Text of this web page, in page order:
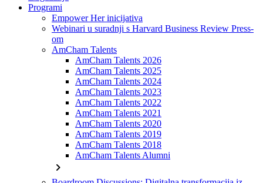
Programi
Empower Her inicijativa
Webinari u suradnji s Harvard Business Review Press-
om
AmCham Talents
AmCham Talents 2026
AmCham Talents 2025
AmCham Talents 2024
AmCham Talents 2023
AmCham Talents 2022
AmCham Talents 2021
AmCham Talents 2020
AmCham Talents 2019
AmCham Talents 2018
AmCham Talents Alumni
chevron_right